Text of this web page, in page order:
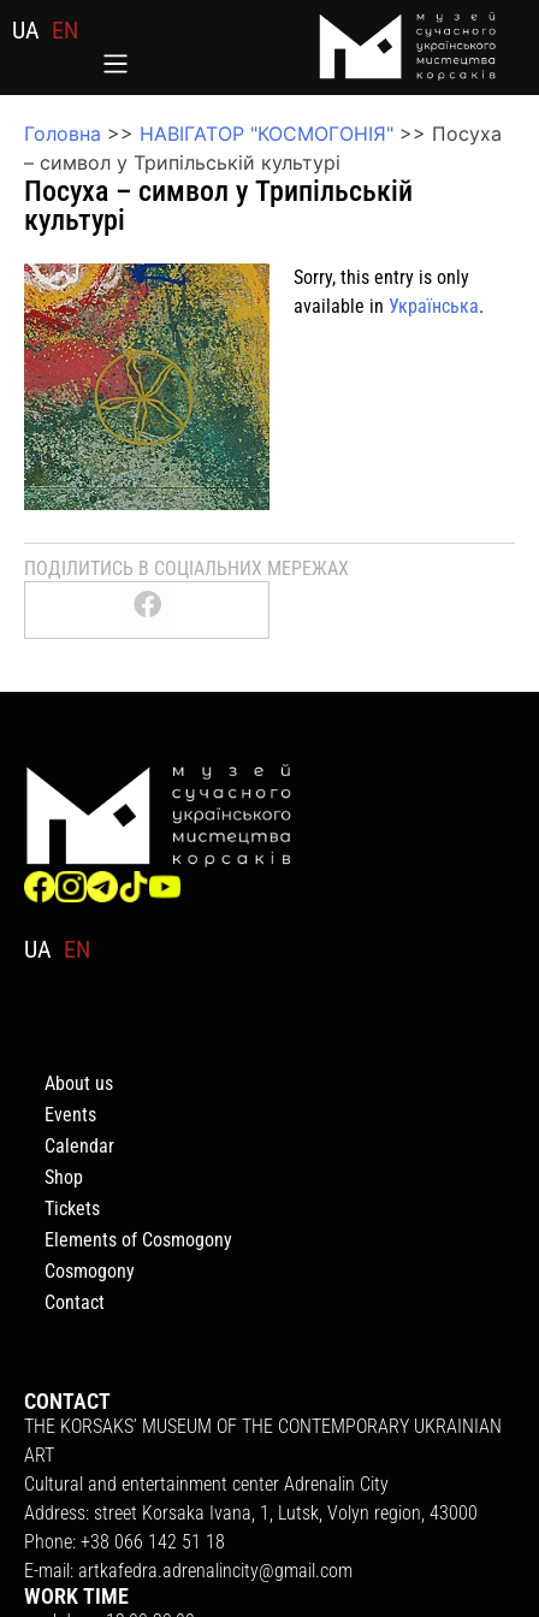
UA EN
Головна >> НАВІГАТОР "КОСМОГОНІЯ" >> Посуха
– символ у Трипільській культурі
Посуха – символ у Трипільській
культурі
Sorry, this entry is only
available in Українська.
ПОДІЛИТИСЬ В СОЦІАЛЬНИХ МЕРЕЖАХ
UA EN
About us
Events
Calendar
Shop
Tickets
Elements of Cosmogony
Cosmogony
Contact
CONTACT
THE KORSAKS’ MUSEUM OF THE CONTEMPORARY UKRAINIAN
ART
Cultural and entertainment center Adrenalin City
Address: street Korsaka Ivana, 1, Lutsk, Volyn region, 43000
Phone: +38 066 142 51 18
E-mail: artkafedra.adrenalincity@gmail.com
WORK TIME